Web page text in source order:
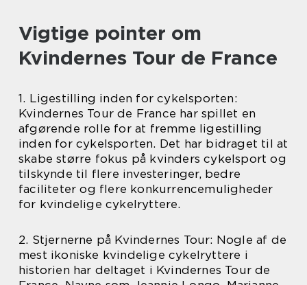
Vigtige pointer om
Kvindernes Tour de France
1. Ligestilling inden for cykelsporten:
Kvindernes Tour de France har spillet en
afgørende rolle for at fremme ligestilling
inden for cykelsporten. Det har bidraget til at
skabe større fokus på kvinders cykelsport og
tilskynde til flere investeringer, bedre
faciliteter og flere konkurrencemuligheder
for kvindelige cykelryttere.
2. Stjernerne på Kvindernes Tour: Nogle af de
mest ikoniske kvindelige cykelryttere i
historien har deltaget i Kvindernes Tour de